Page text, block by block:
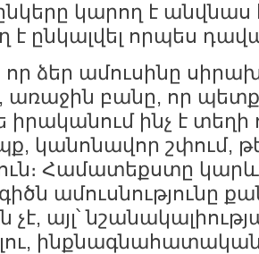
կարող է անվնաս
է ընկալվել որպես
ձեր ամուսինը
բանը, որ պետք
իրականում ինչ է տեղի
կանոնավոր շփում,
Համատեքստը
ամուսնությունը
չէ, այլ՝